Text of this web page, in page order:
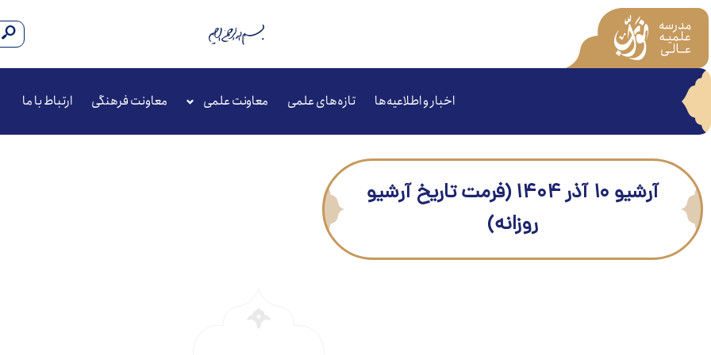
اخبار و اطلاعیه‌ها تازه‌های علمی معاونت علمی معاونت فرهنگی ارتباط با ما
آرشیو ۱۰ آذر ۱۴۰۴ (فرمت تاریخ آرشیو
روزانه)